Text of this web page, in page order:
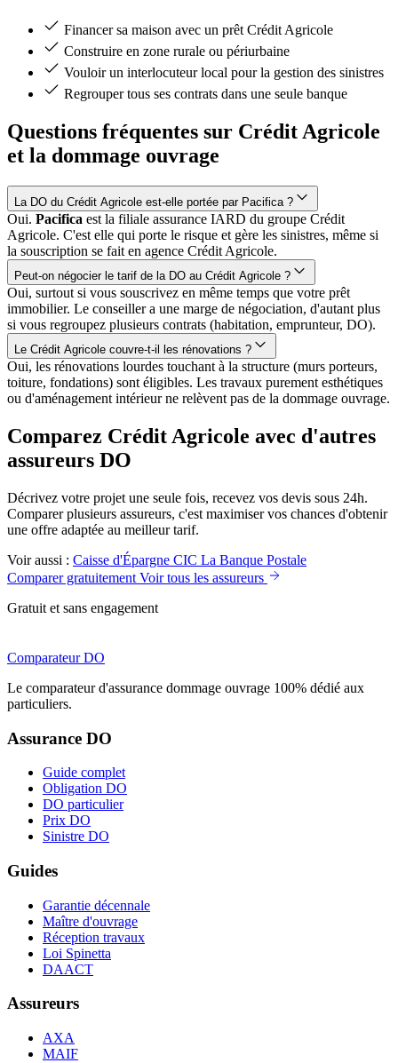
Financer sa maison avec un prêt Crédit Agricole
Construire en zone rurale ou périurbaine
Vouloir un interlocuteur local pour la gestion des sinistres
Regrouper tous ses contrats dans une seule banque
Questions fréquentes sur Crédit Agricole
et la dommage ouvrage
La DO du Crédit Agricole est-elle portée par Pacifica ?
Oui. Pacifica est la filiale assurance IARD du groupe Crédit
Agricole. C'est elle qui porte le risque et gère les sinistres, même si
la souscription se fait en agence Crédit Agricole.
Peut-on négocier le tarif de la DO au Crédit Agricole ?
Oui, surtout si vous souscrivez en même temps que votre prêt
immobilier. Le conseiller a une marge de négociation, d'autant plus
si vous regroupez plusieurs contrats (habitation, emprunteur, DO).
Le Crédit Agricole couvre-t-il les rénovations ?
Oui, les rénovations lourdes touchant à la structure (murs porteurs,
toiture, fondations) sont éligibles. Les travaux purement esthétiques
ou d'aménagement intérieur ne relèvent pas de la dommage ouvrage.
Comparez Crédit Agricole avec d'autres
assureurs DO
Décrivez votre projet une seule fois, recevez vos devis sous 24h.
Comparer plusieurs assureurs, c'est maximiser vos chances d'obtenir
une offre adaptée au meilleur tarif.
Voir aussi : Caisse d'Épargne CIC La Banque Postale
Comparer gratuitement Voir tous les assureurs
Gratuit et sans engagement
ComparateurDO
Le comparateur d'assurance dommage ouvrage 100% dédié aux
particuliers.
Assurance DO
Guide complet
Obligation DO
DO particulier
Prix DO
Sinistre DO
Guides
Garantie décennale
Maître d'ouvrage
Réception travaux
Loi Spinetta
DAACT
Assureurs
AXA
MAIF